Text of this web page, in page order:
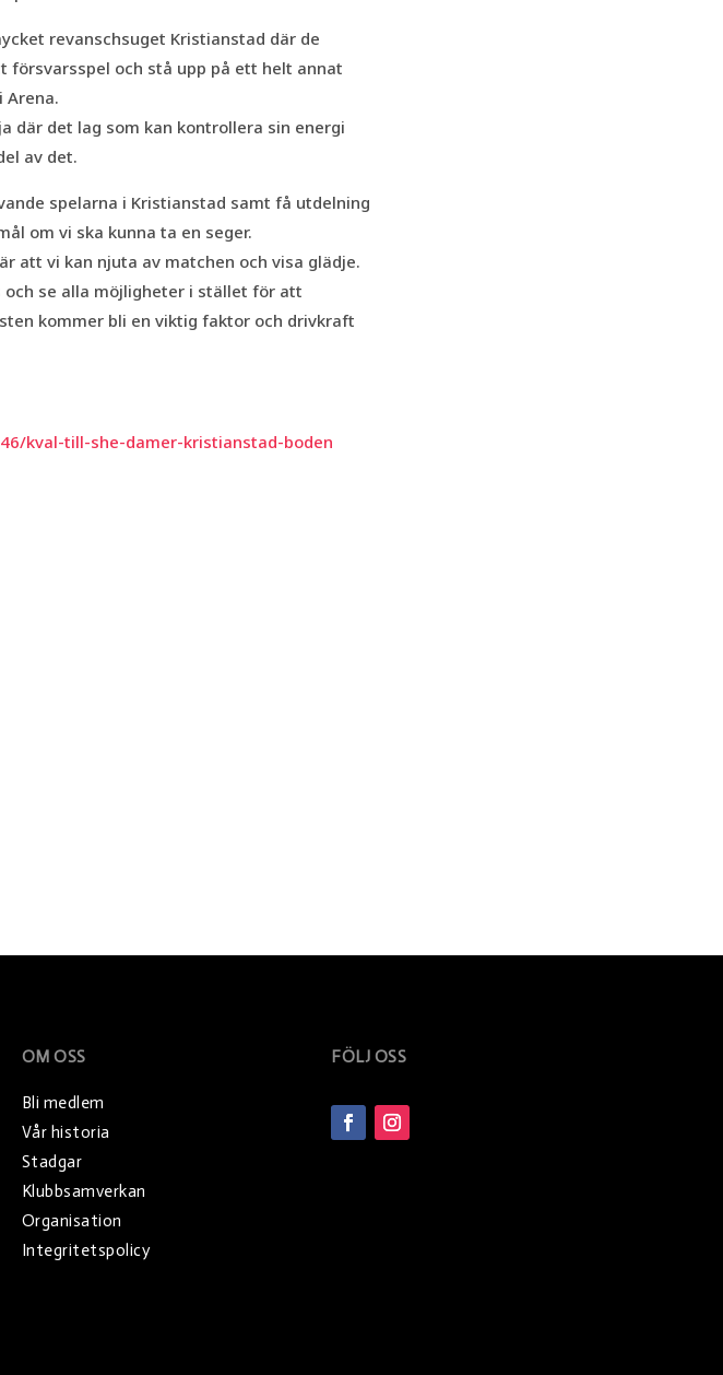
revanschsuget Kristianstad där de
försvarsspel och stå upp på ett helt annat
Arena.
där det lag som kan kontrollera sin energi
av det.
spelarna i Kristianstad samt få utdelning
om vi ska kunna ta en seger.
att vi kan njuta av matchen och visa glädje.
se alla möjligheter i stället för att
kommer bli en viktig faktor och drivkraft
kval-till-she-damer-kristianstad-boden
OM OSS
Bli medlem
Vår historia
Stadgar
Klubbsamverkan
Organisation
Integritetspolicy
FÖLJ OSS